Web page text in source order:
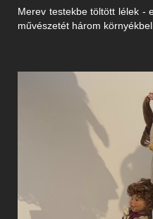
Merev testekbe töltött lélek -
művészetét három